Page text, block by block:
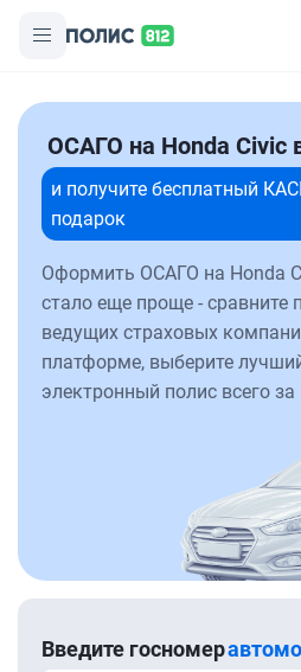
ОСАГО на Honda Civic
и получите бесплатный
подарок
Оформить ОСАГО на Honda
стало еще проще - сравните
ведущих страховых
платформе, выберите
электронный полис всего
Введите госномер